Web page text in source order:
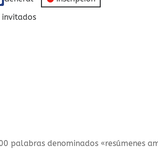
invitados
palabras denominados «resúmenes